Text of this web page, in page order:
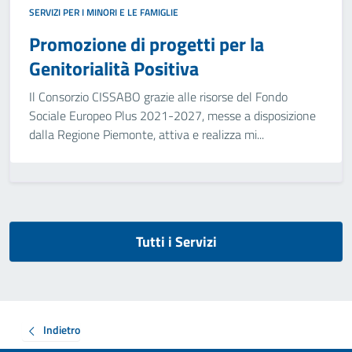
SERVIZI PER I MINORI E LE FAMIGLIE
Promozione di progetti per la
Genitorialità Positiva
Il Consorzio CISSABO grazie alle risorse del Fondo
Sociale Europeo Plus 2021-2027, messe a disposizione
dalla Regione Piemonte, attiva e realizza mi...
Tutti i Servizi
Indietro